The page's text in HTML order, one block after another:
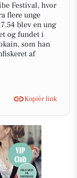
Festival, hvor
flere unge
blev en ung
og fundet i
som han
af
Kopiér link